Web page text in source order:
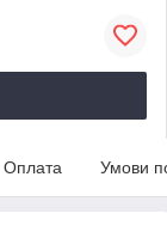
Оплата Умови